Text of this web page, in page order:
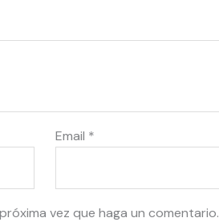
Email *
vez que haga un comentario.